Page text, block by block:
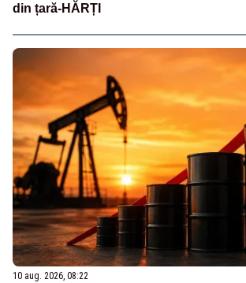
din țară-HĂRȚI
10 aug. 2026, 08:22